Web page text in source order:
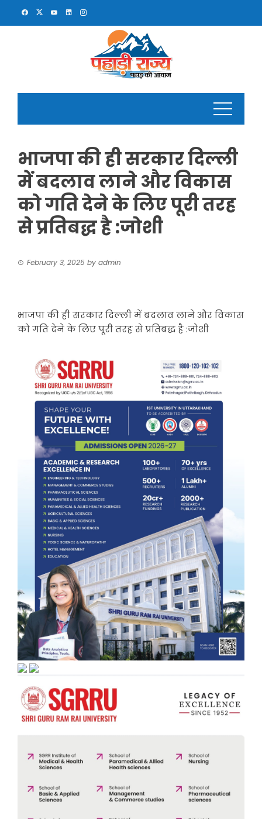
भाजपा की ही सरकार दिल्ली
में बदलाव लाने और विकास
को गति देने के लिए पूरी तरह
से प्रतिबद्ध है :जोशी
February 3, 2025 by admin
भाजपा की ही सरकार दिल्ली में बदलाव लाने और विकास
को गति देने के लिए पूरी तरह से प्रतिबद्ध है :जोशी